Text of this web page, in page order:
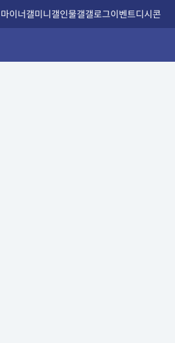
마이너갤미니갤인물갤갤로그이벤트디시콘